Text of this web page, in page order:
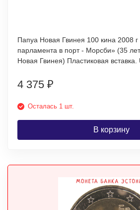
Папуа Новая Гвинея 100 кина 2008
парламента в порт - Морсби» (35 лет банку Папуа
Новая Гвинея) Пластиковая вставка.
4 375 ₽
Осталась 1 шт.
В корзину